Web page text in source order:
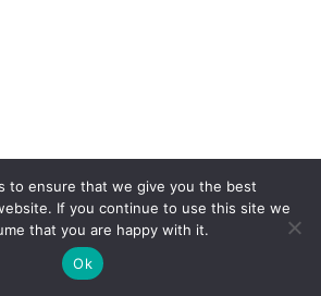
to ensure that we give you the best
If you continue to use this site we
that you are happy with it.
Ok